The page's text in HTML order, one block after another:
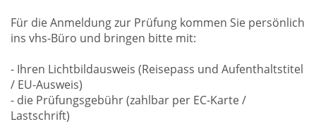
Für die Anmeldung zur Prüfung kommen Sie persönlich
ins vhs-Büro und bringen bitte mit:
- Ihren Lichtbildausweis (Reisepass und Aufenthaltstitel
/ EU-Ausweis)
- die Prüfungsgebühr (zahlbar per EC-Karte /
Lastschrift)